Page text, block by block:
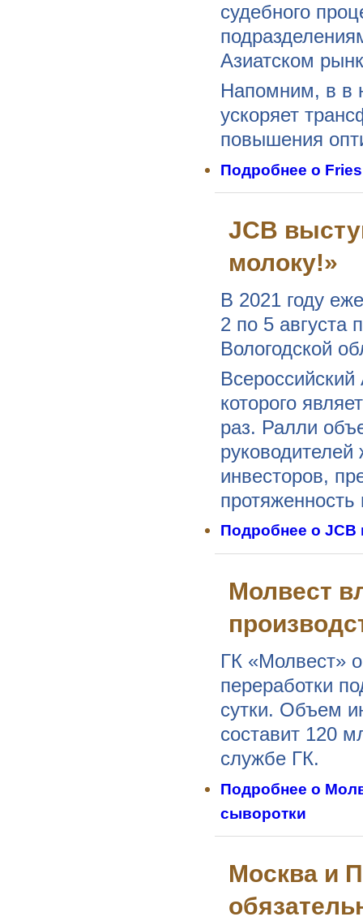
судебного
Азиатском
Напомним, в в
ускоряет
повышения
Подробнее о
JCB
молоку!»
В 2021 году
2 по 5 августа
Вологодской
которого
раз. Ралли
инвесторов,
Подробнее о JCB
Молвест
ГК «Молвест»
переработки
сутки. Объем
составит 120
службе ГК.
Подробнее о
сыворотки
Москва и